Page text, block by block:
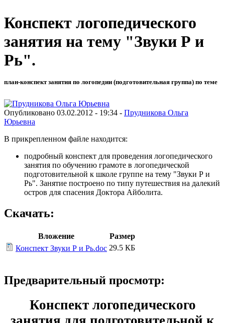
Конспект логопедического
занятия на тему "Звуки Р и
Рь".
план-конспект занятия по логопедии (подготовительная группа) по теме
Опубликовано 03.02.2012 - 19:34 - Прудникова Ольга
Юрьевна
В прикрепленном файле находится:
подробный конспект для проведения логопедического
занятия по обучению грамоте в логопедической
подготовительной к школе группе на тему "Звуки Р и
Рь". Занятие построено по типу путешествия на далекий
остров для спасения Доктора Айболита.
Скачать:
Вложение
Размер
Конспект Звуки Р и Рь.doc 29.5 КБ
Предварительный просмотр:
Конспект логопедического